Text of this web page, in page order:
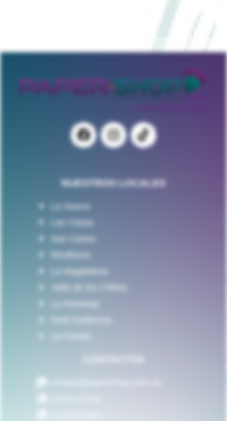
NUESTROS LOCALES
La Gasca
Las Casas
San Carlos
Miraflores
La Magdalena
Valle de los Chillos